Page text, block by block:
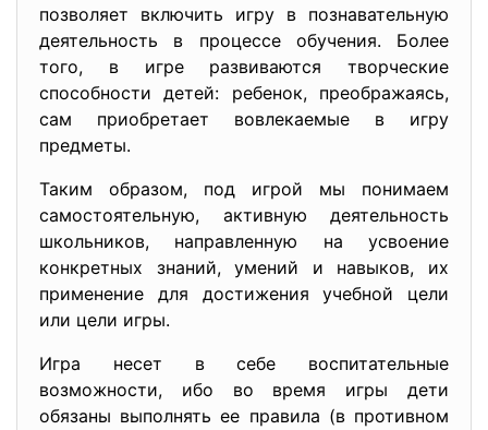
позволяет включить игру в познавательную
деятельность в процессе обучения. Более
того, в игре развиваются творческие
способности детей: ребенок, преображаясь,
сам приобретает вовлекаемые в игру
предметы.
Таким образом, под игрой мы понимаем
самостоятельную, активную деятельность
школьников, направленную на усвоение
конкретных знаний, умений и навыков, их
применение для достижения учебной цели
или цели игры.
Игра несет в себе воспитательные
возможности, ибо во время игры дети
обязаны выполнять ее правила (в противном